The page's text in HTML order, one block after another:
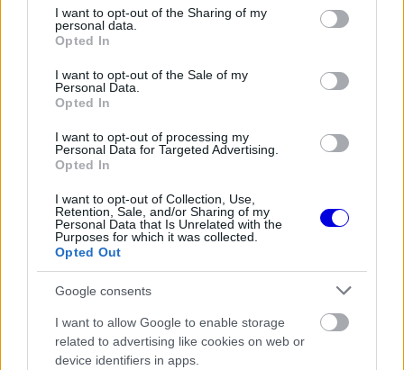
not limited to your visit or usage behaviour. You may click to
grant or deny consent to Google and its third-party tags to
use your data for below specified purposes in below Google
consent section.
I want to opt-out of the Sharing of my
personal data.
Opted In
I want to opt-out of the Sale of my
Personal Data.
Opted In
I want to opt-out of processing my
Personal Data for Targeted Advertising.
Opted In
I want to opt-out of Collection, Use,
Retention, Sale, and/or Sharing of my
Personal Data that Is Unrelated with the
Purposes for which it was collected.
Opted Out
Google consents
I want to allow Google to enable storage
related to advertising like cookies on web or
device identifiers in apps.
versenyzője ezen a hétvégén Csehországban áll
rajthoz.
EZEKET IS AJÁNLJUK
FORMA-1
FORMA-1
Bajnoki esélyessé lépett elő Lewis